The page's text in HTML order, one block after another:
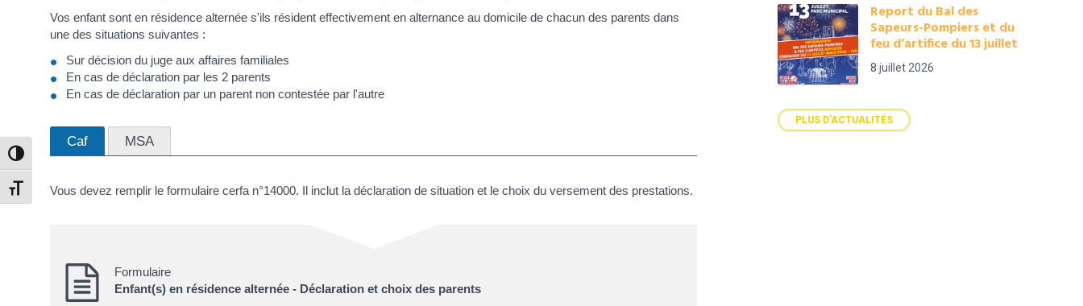
Passer en contraste élevé
Changer la taille de la police
Vos enfant sont en résidence alternée s'ils résident effectivement en alternance au domicile de chacun des parents dans
une des situations suivantes :
Sur décision du juge aux affaires familiales
En cas de déclaration par les 2 parents
En cas de déclaration par un parent non contestée par l'autre
Caf MSA
Vous devez remplir le formulaire cerfa n°14000. Il inclut la déclaration de situation et le choix du versement des prestations.
Formulaire
Enfant(s) en résidence alternée - Déclaration et choix des parents
Report du Bal des
Sapeurs-Pompiers et du
feu d’artifice du 13 juillet
8 juillet 2026
PLUS D'ACTUALITÉS